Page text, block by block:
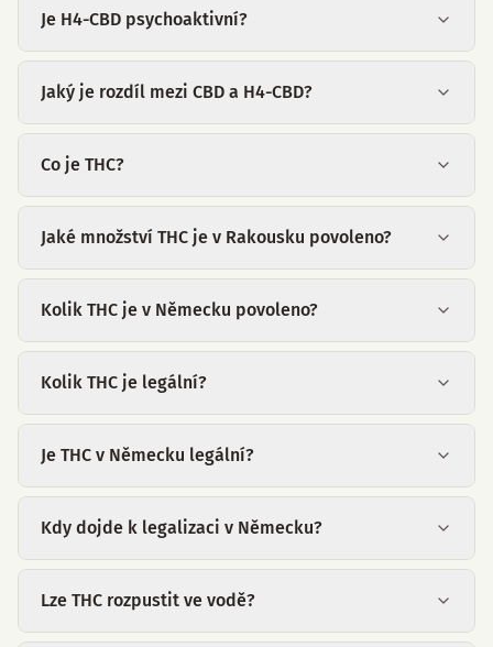
Je H4-CBD psychoaktivní?
Jaký je rozdíl mezi CBD a H4-CBD?
Co je THC?
Jaké množství THC je v Rakousku povoleno?
Kolik THC je v Německu povoleno?
Kolik THC je legální?
Je THC v Německu legální?
Kdy dojde k legalizaci v Německu?
Lze THC rozpustit ve vodě?